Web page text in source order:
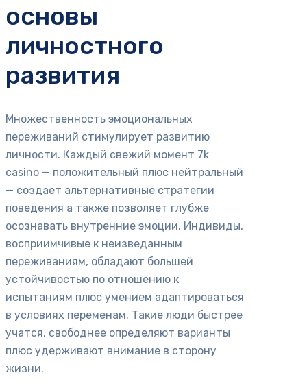
основы
личностного
развития
Множественность эмоциональных
переживаний стимулирует развитию
личности. Каждый свежий момент 7k
casino — положительный плюс нейтральный
— создает альтернативные стратегии
поведения а также позволяет глубже
осознавать внутренние эмоции. Индивиды,
восприимчивые к неизведанным
переживаниям, обладают большей
устойчивостью по отношению к
испытаниям плюс умением адаптироваться
в условиях переменам. Такие люди быстрее
учатся, свободнее определяют варианты
плюс удерживают внимание в сторону
жизни.